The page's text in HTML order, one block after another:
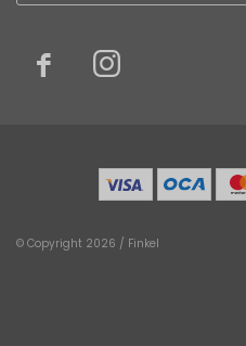
 
© Copyright 2026 / Finkel